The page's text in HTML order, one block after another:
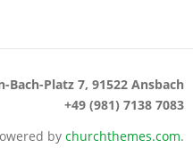
Bach-Platz 7, 91522 Ansbach
+49 (981) 7138 7083
bychurchthemes.com.